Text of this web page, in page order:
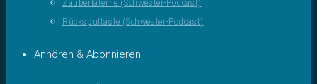
Zauberlaterne (Schwester-Podcast)
Rückspultaste (Schwester-Podcast)
Anhören & Abonnieren